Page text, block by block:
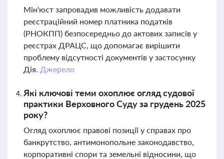
Мін'юст запровадив можливість додавати
реєстраційний номер платника податків
(РНОКПП) безпосередньо до актових записів у
реєстрах ДРАЦС, що допомагає вирішити
проблему відсутності документів у застосунку
Дія. Джерело
Які ключові теми охоплює огляд судової
практики Верховного Суду за грудень 2025
року?
Огляд охоплює правові позиції у справах про
банкрутство, антимонопольне законодавство,
корпоративні спори та земельні відносини, що